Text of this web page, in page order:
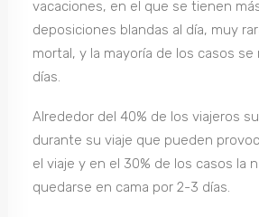
vacaciones, en el que se tienen
deposiciones blandas al día, muy
mortal, y la mayoría de los casos
días.
Alrededor del 40% de los viajeros
durante su viaje que pueden
el viaje y en el 30% de los casos la
quedarse en cama por 2-3 días.